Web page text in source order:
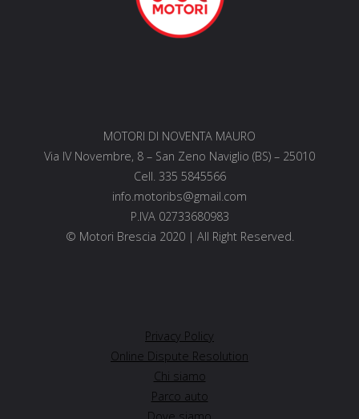
MOTORI DI NOVENTA MAURO
Via IV Novembre, 8 – San Zeno Naviglio (BS) – 25010
Cell. 335 5845566
info.motoribs@gmail.com
P.IVA 02733680983
© Motori Brescia 2020 | All Right Reserved.
Privacy Policy
Online Dispute Resolution
Chi siamo
Parco auto